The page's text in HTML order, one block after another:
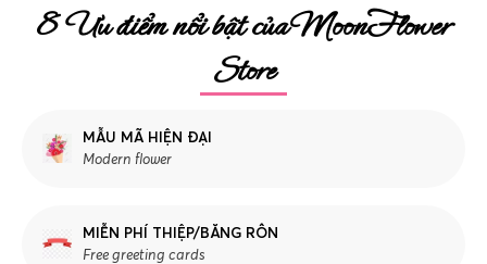
8 Ưu điểm nổi bật của MoonFlower
Store
MẪU MÃ HIỆN ĐẠI
Modern flower
MIỄN PHÍ THIỆP/BĂNG RÔN
Free greeting cards